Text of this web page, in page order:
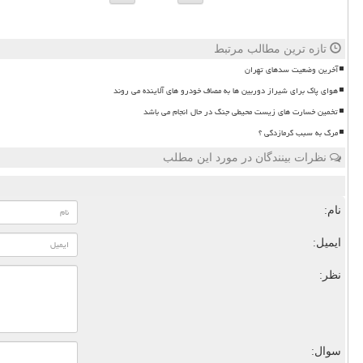
تازه ترین مطالب مرتبط
آخرین وضعیت سدهای تهران
هوای پاک برای شیراز دوربین ها به مصاف خودرو های آلاینده می روند
تخمین خسارت های زیست محیطی جنگ در حال انجام می باشد
مرگ به سبب گرمازدگی ؟
نظرات بینندگان در مورد این مطلب
نام:
ایمیل:
نظر:
سوال: